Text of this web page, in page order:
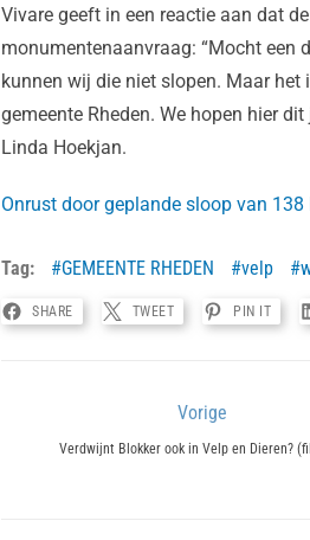
Vivare geeft in een reactie aan dat
monumentenaanvraag: “Mocht een
kunnen wij die niet slopen. Maar
gemeente Rheden. We hopen hier
Linda Hoekjan.
Onrust door geplande sloop van 138
Tag: GEMEENTE RHEDEN velp
SHARE TWEET PIN IT
navigatie
Vorige
Previous
Verdwijnt Blokker ook in Velp en Dieren?